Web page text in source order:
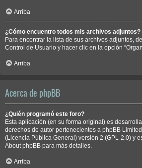
Arriba
¿Cómo encuentro todos mis archivos adjuntos?
Para encontrar la lista de sus archivos adjuntos,
Control de Usuario y hacer clic en la opción
Arriba
Acerca de phpBB
¿Quién programó este foro?
Esta aplicación (en su forma original) es
derechos de autor pertenecientes a phpBB Limited
(Licencia Pública General) versión 2 (GPL-2.0) y
About phpBB para más detalles.
Arriba